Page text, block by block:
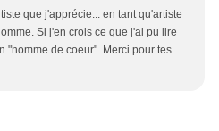
que j'apprécie... en tant qu'artiste
Si j'en crois ce que j'ai pu lire
"homme de coeur". Merci pour tes